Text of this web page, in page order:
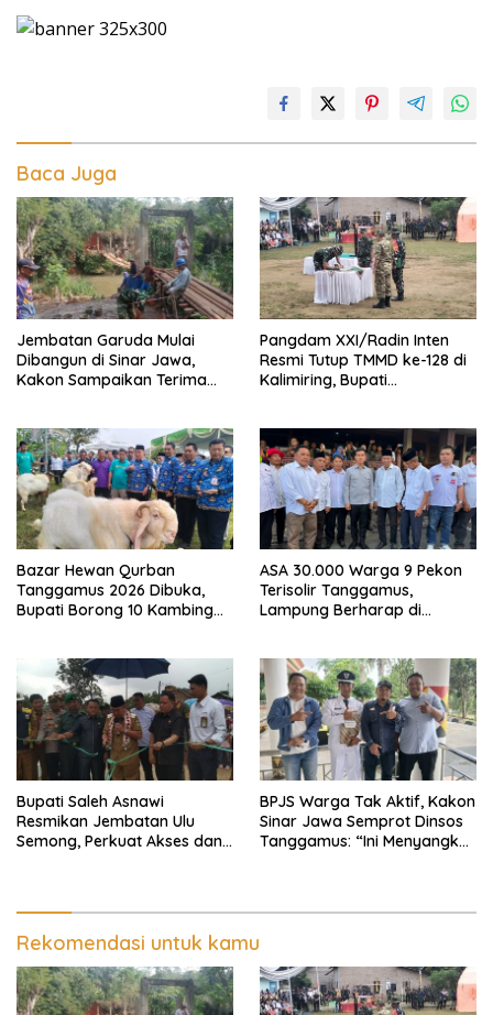
Baca Juga
Jembatan Garuda Mulai
Dibangun di Sinar Jawa,
Kakon Sampaikan Terima
Pangdam XXI/Radin Inten
Resmi Tutup TMMD ke-128 di
Kalimiring, Bupati
Bazar Hewan Qurban
Tanggamus 2026 Dibuka,
Bupati Borong 10 Kambing
ASA 30.000 Warga 9 Pekon
Terisolir Tanggamus,
Lampung Berharap di
Bupati Saleh Asnawi
Resmikan Jembatan Ulu
Semong, Perkuat Akses dan
BPJS Warga Tak Aktif, Kakon
Sinar Jawa Semprot Dinsos
Tanggamus: “Ini Menyangkut
Rekomendasi untuk kamu